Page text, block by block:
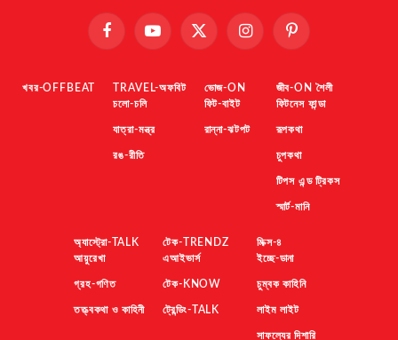
FacebookYouTube X
InstagramPinterest
খবর-OFFBEAT
TRAVEL-অফবিট
চলো-চলি
যাত্রা-মন্ত্র
রঙ-রীতি
ভোজ-ON
ফিট-বাইট
রান্না-ঝটপট
জীব-ON শৈলী
ফিটনেস ফান্ডা
রূপকথা
চুপকথা
টিপস এন্ড ট্রিকস
স্মার্ট-মানি
অ্যাস্ট্রো-TALK
আয়ুরেখা
গ্রহ-গণিত
তত্ত্বকথা ও কাহিনী
টেক-TRENDZ
এআইভার্স
টেক-KNOW
ট্রেন্ডিং-TALK
মিক্স-৪
ইচ্ছে-ডানা
চুম্বক কাহিনি
লাইম লাইট
সাফল্যের দিশারি